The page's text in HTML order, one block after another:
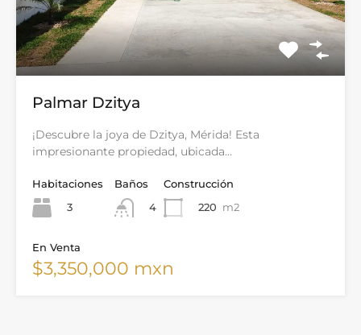
Palmar Dzitya
¡Descubre la joya de Dzitya, Mérida! Esta
impresionante propiedad, ubicada…
Habitaciones
3
Baños
4
Construcción
220 m2
En Venta
$3,350,000 mxn